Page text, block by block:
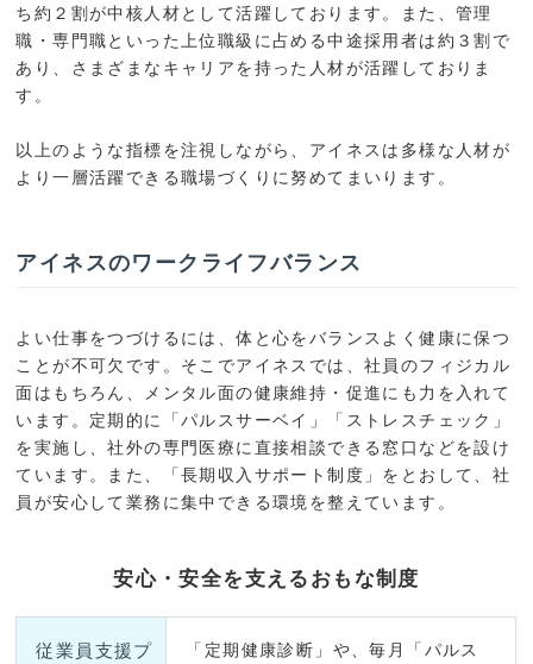
ち約２割が中核人材として活躍しております。また、管理
職・専門職といった上位職級に占める中途採用者は約３割で
あり、さまざまなキャリアを持った人材が活躍しておりま
す。
以上のような指標を注視しながら、アイネスは多様な人材が
より一層活躍できる職場づくりに努めてまいります。
アイネスのワークライフバランス
よい仕事をつづけるには、体と心をバランスよく健康に保つ
ことが不可欠です。そこでアイネスでは、社員のフィジカル
面はもちろん、メンタル面の健康維持・促進にも力を入れて
います。定期的に「パルスサーベイ」「ストレスチェック」
を実施し、社外の専門医療に直接相談できる窓口などを設け
ています。また、「長期収入サポート制度」をとおして、社
員が安心して業務に集中できる環境を整えています。
安心・安全を支えるおもな制度
従業員支援プ
「定期健康診断」や、毎月「パルス